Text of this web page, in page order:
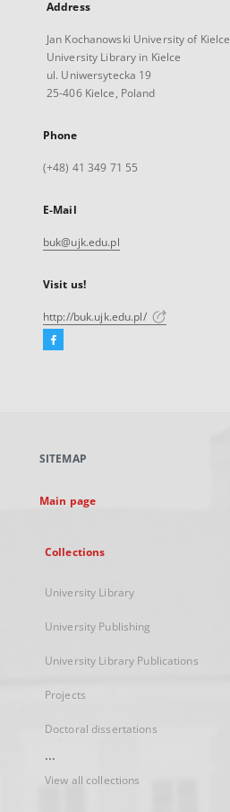
Address
Jan Kochanowski University of Kielce
University Library in Kielce
ul. Uniwersytecka 19
25-406 Kielce, Poland
Phone
(+48) 41 349 71 55
E-Mail
buk@ujk.edu.pl
Visit us!
http://buk.ujk.edu.pl/
Facebook
new
SITEMAP
Main page
Collections
University Library
University Publishing
University Library Publications
Projects
Doctoral dissertations
...
View all collections